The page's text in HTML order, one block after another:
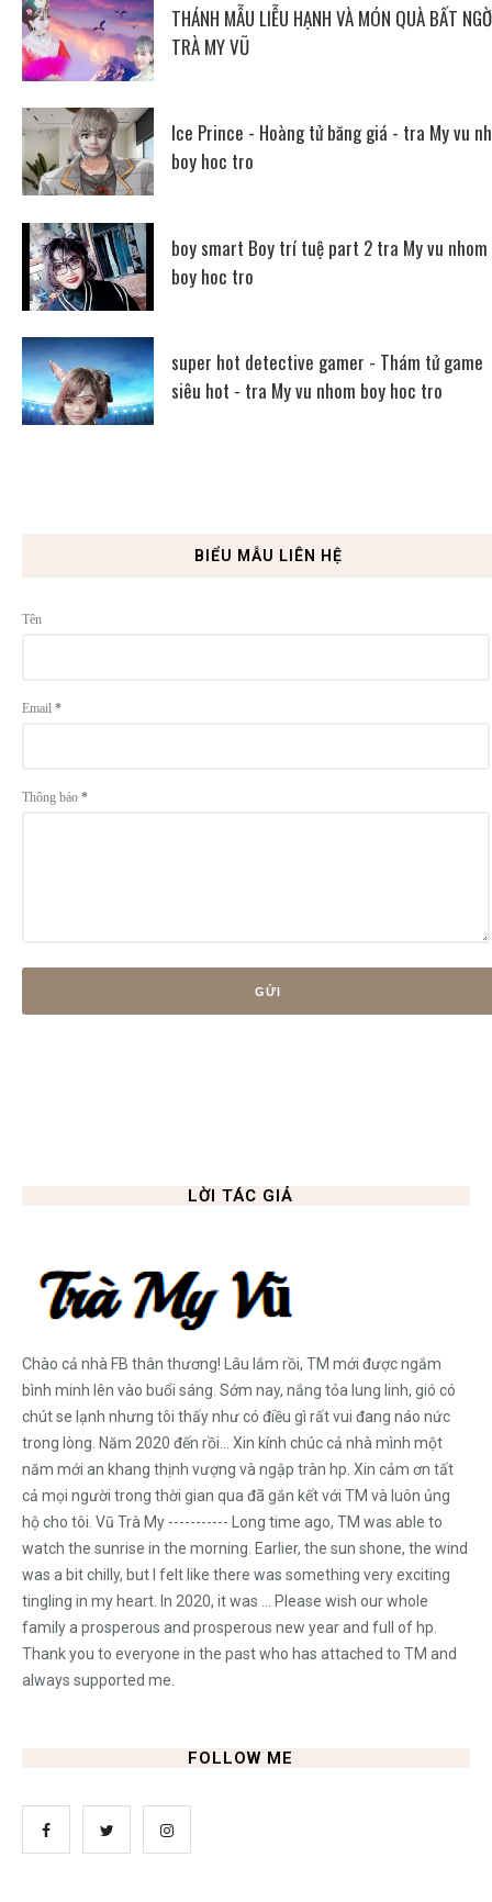
THÁNH MẪU LIỄU HẠNH VÀ MÓN QUÀ BẤT
TRÀ MY VŨ
Ice Prince - Hoàng tử băng giá - tra My vu
boy hoc tro
boy smart Boy trí tuệ part 2 tra My vu nhom
boy hoc tro
super hot detective gamer - Thám tử game
siêu hot - tra My vu nhom boy hoc tro
BIỂU MẪU LIÊN HỆ
Tên
Email *
Thông báo *
LỜI TÁC GIẢ
Chào cả nhà FB thân thương! Lâu lắm rồi, TM mới được ngắm
bình minh lên vào buổi sáng. Sớm nay, nắng tỏa lung linh, gió có
chút se lạnh nhưng tôi thấy như có điều gì rất vui đang náo nức
trong lòng. Năm 2020 đến rồi... Xin kính chúc cả nhà mình một
năm mới an khang thịnh vượng và ngập tràn hp. Xin cảm ơn tất
cả mọi người trong thời gian qua đã gắn kết với TM và luôn ủng
hộ cho tôi. Vũ Trà My ----------- Long time ago, TM was able to
watch the sunrise in the morning. Earlier, the sun shone, the wind
was a bit chilly, but I felt like there was something very exciting
tingling in my heart. In 2020, it was ... Please wish our whole
family a prosperous and prosperous new year and full of hp.
Thank you to everyone in the past who has attached to TM and
always supported me.
FOLLOW ME